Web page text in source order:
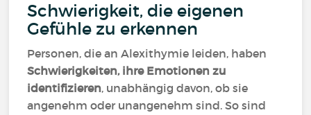
Schwierigkeit, die eigenen
Gefühle zu erkennen
Personen, die an Alexithymie leiden, haben
Schwierigkeiten, ihre Emotionen zu
identifizieren, unabhängig davon, ob sie
angenehm oder unangenehm sind. So sind